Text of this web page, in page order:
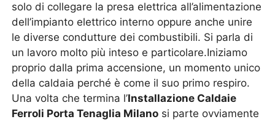
solo di collegare la presa elettrica all’alimentazione
dell’impianto elettrico interno oppure anche unire
le diverse condutture dei combustibili. Si parla di
un lavoro molto più inteso e particolare.Iniziamo
proprio dalla prima accensione, un momento unico
della caldaia perché è come il suo primo respiro.
Una volta che termina l’Installazione Caldaie
Ferroli Porta Tenaglia Milano si parte ovviamente